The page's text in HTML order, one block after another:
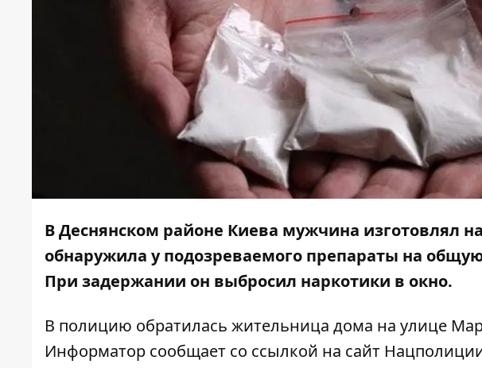
В Деснянском районе Киева мужчина изготовлял
обнаружила у подозреваемого препараты на
При задержании он выбросил наркотики в окно.
В полицию обратилась жительница дома на улице
Информатор сообщает со ссылкой на сайт